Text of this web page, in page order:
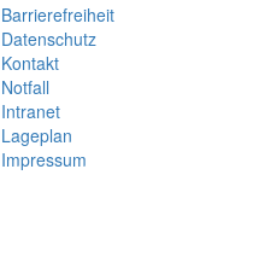
Barrierefreiheit
Datenschutz
Kontakt
Notfall
Intranet
Lageplan
Impressum